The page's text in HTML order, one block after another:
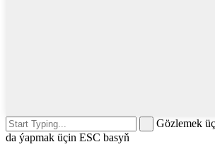
Gözlemek
da ýapmak üçin ESC basyň